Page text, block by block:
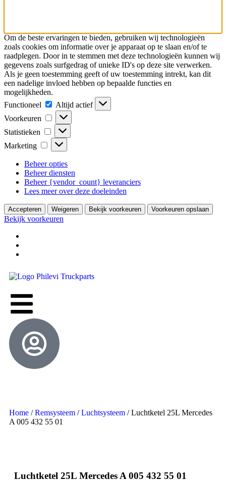
Om de beste ervaringen te bieden, gebruiken wij technologieën
zoals cookies om informatie over je apparaat op te slaan en/of te
raadplegen. Door in te stemmen met deze technologieën kunnen wij
gegevens zoals surfgedrag of unieke ID's op deze site verwerken.
Als je geen toestemming geeft of uw toestemming intrekt, kan dit
een nadelige invloed hebben op bepaalde functies en
mogelijkheden.
Functioneel
Altijd actief
Voorkeuren
Statistieken
Marketing
Beheer opties
Beheer diensten
Beheer {vendor_count} leveranciers
Lees meer over deze doeleinden
Accepteren Weigeren Bekijk voorkeuren Voorkeuren opslaan
Bekijk voorkeuren
Home /Remsysteem /Luchtsysteem / Luchtketel 25L Mercedes
A 005 432 55 01
Luchtketel 25L Mercedes A 005 432 55 01